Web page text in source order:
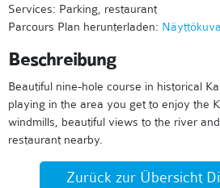
Services: Parking, restaurant
Parcours Plan herunterladen:
Beschreibung
Beautiful nine-hole course in historical
playing in the area you get to enjoy the
windmills, beautiful views to the river
restaurant nearby.
Zurück zur Übersicht